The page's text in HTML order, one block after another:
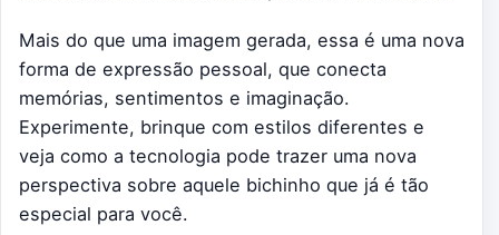
Mais do que uma imagem gerada, essa é uma nova
forma de expressão pessoal, que conecta
memórias, sentimentos e imaginação.
Experimente, brinque com estilos diferentes e
veja como a tecnologia pode trazer uma nova
perspectiva sobre aquele bichinho que já é tão
especial para você.